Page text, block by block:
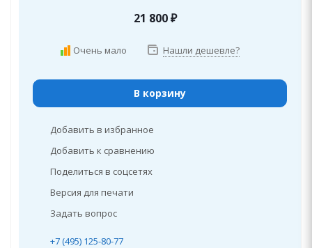
21 800₽
Очень мало Нашли дешевле?
В корзину
Добавить в избранное
Добавить к сравнению
Поделиться в соцсетях
Версия для печати
Задать вопрос
+7 (495) 125-80-77